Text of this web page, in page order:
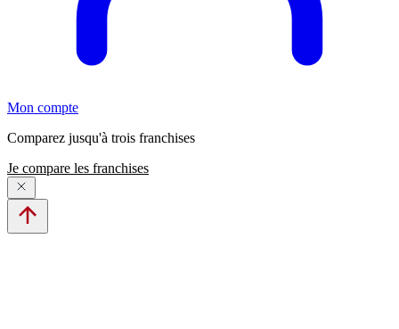
Mon compte
Comparez jusqu'à trois franchises
Je compare les franchises